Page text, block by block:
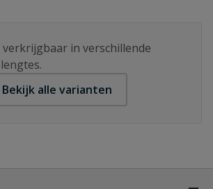
in verschillende
Bekijk alle varianten